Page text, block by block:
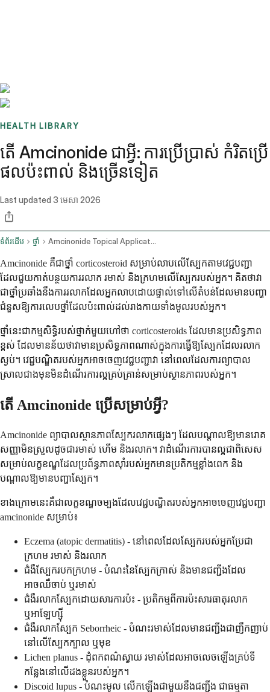
HEALTH LIBRARY
តើ Amcinonide ជាអ្វី: ការប្រើប្រាស់ កំរិតប្រើ
ផលប៉ះពាល់ និងច្រើនទៀត
Last updated 3 មេសា 2026
ទំព័រដើម ថ្នាំ Amcinonide Topical Application Route
Amcinonide គឺជាថ្នាំ corticosteroid សម្រាប់លាបលើស្បែកតាមវេជ្ជបញ្ជា
ដែលជួយកាត់បន្ថយការរលាក រមាស់ និងក្រហមលើស្បែករបស់អ្នក។ គិតថាវា
ជាថ្នាំប្រឆាំងនឹងការរលាកដែលអ្នកលាបដោយផ្ទាល់ទៅលើតំបន់ដែលមានបញ្ហា
ជំនួសឱ្យការលេបថ្នាំដែលប៉ះពាល់ដល់រាងកាយទាំងមូលរបស់អ្នក។
ថ្នាំនេះជាកម្មសិទ្ធិរបស់ថ្នាក់មួយហៅថា corticosteroids ដែលមានប្រសិទ្ធភាព
ខ្ពស់ ដែលមានន័យថាវាមានប្រសិទ្ធភាពណាស់ក្នុងការធ្វើឱ្យស្បែកដែលរលាក
ស្ងប់។ វេជ្ជបណ្ឌិតរបស់អ្នកអាចចេញវេជ្ជបញ្ជាវា នៅពេលដែលការព្យាបាល
ស្រាលជាងមុនមិនដំណើរការល្អគ្រប់គ្រាន់សម្រាប់ស្ថានភាពរបស់អ្នក។
តើ Amcinonide ប្រើសម្រាប់អ្វី?
Amcinonide ព្យាបាលស្ថានភាពស្បែករលាកផ្សេងៗ ដែលបណ្តាលឱ្យមានរោគ
សញ្ញាមិនស្រួលដូចជារមាស់ ហើម និងរលាក។ វាដំណើរការបានល្អជាពិសេស
សម្រាប់លក្ខខណ្ឌដែលប្រព័ន្ធភាពស៊ាំរបស់អ្នកមានប្រតិកម្មខ្លាំងពេក និង
បណ្តាលឱ្យមានបញ្ហាស្បែក។
ខាង​ក្រោម​នេះ​គឺ​ជា​លក្ខខណ្ឌ​ចម្បង​ដែល​វេជ្ជបណ្ឌិត​របស់​អ្នក​អាច​ចេញ​វេជ្ជបញ្ជា
amcinonide សម្រាប់៖
Eczema (atopic dermatitis) - នៅពេលដែលស្បែករបស់អ្នកប្រែជា
ក្រហម រមាស់ និងរលាក
ជំងឺស្បែករបកក្រហម - បំណះនៃស្បែកក្រាស់ និងមានជញ្ជីងដែល
អាចឈឺចាប់ ឬរមាស់
ជំងឺរលាកស្បែកដោយសារការប៉ះ - ប្រតិកម្មពីការប៉ះសារធាតុរលាក
ឬអាឡែហ្ស៊ី
ជំងឺរលាកស្បែក Seborrheic - បំណះរមាស់ដែលមានជញ្ជីងជាញឹកញាប់
នៅលើស្បែកក្បាល ឬមុខ
Lichen planus - ដុំពកពណ៌ស្វាយ រមាស់ដែលអាចលេចឡើងគ្រប់ទី
កន្លែងនៅលើដងខ្លួនរបស់អ្នក។
Discoid lupus - បំណះមូល លើកឡើងជាមួយនឹងជញ្ជីង ជាធម្មតា